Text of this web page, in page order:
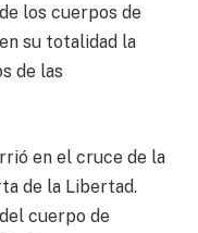
los cuerpos de
su totalidad la
de las
en el cruce de la
de la Libertad.
cuerpo de